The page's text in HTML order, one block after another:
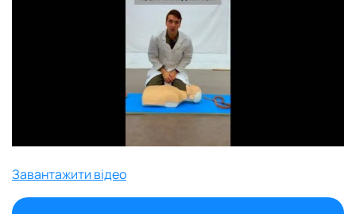
Завантажити відео